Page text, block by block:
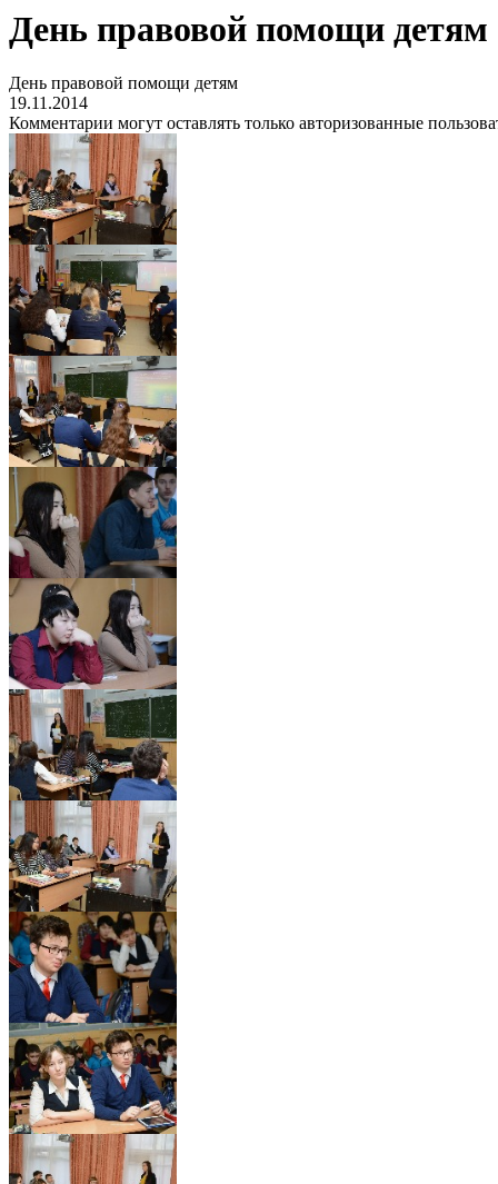
День правовой помощи детям
День правовой помощи детям
19.11.2014
Комментарии могут оставлять только авторизованные